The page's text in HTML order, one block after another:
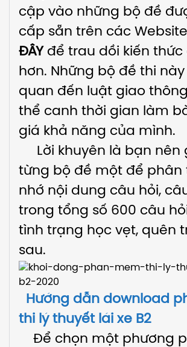
cập vào những bộ đề
cấp sẵn trên các
ĐÂY để trau dồi kiến
hơn. Những bộ đề thi
quan đến luật giao
thể canh thời gian làm
giá khả năng của mình.
Lời khuyên là bạn nên
từng bộ đề một để phân
nhớ nội dung câu hỏi,
trong tổng số 600 câu
tình trạng học vẹt, quên
sau.
Hướng dẫn download
thi lý thuyết lái xe B2
Để chọn một phương